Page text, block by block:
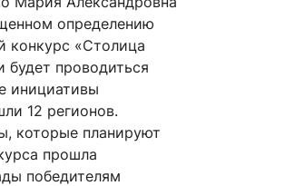
в образовании
определению
конкурс «Столица
проводиться
инициативы
12 регионов.
которые планируют
прошла
победителям